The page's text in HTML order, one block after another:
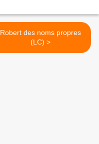
Robert des noms propres
(LC) >